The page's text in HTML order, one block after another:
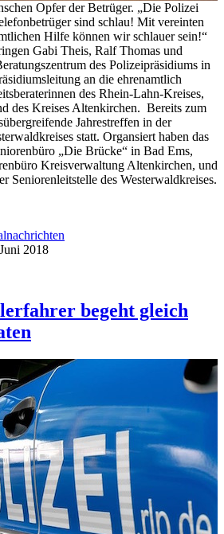
Opfer der Betrüger. „Die Polizei
sind schlau! Mit vereinten
Hilfe können wir schlauer sein!“
Gabi Theis, Ralf Thomas und
des Polizeipräsidiums in
an die ehrenamtlich
des Rhein-Lahn-Kreises,
des Kreises Altenkirchen. Bereits zum
Jahrestreffen in der
statt. Organsiert haben das
„Die Brücke“ in Bad Ems,
Kreisverwaltung Altenkirchen, und
Seniorenleitstelle des Westerwaldkreises.
2018
begeht gleich